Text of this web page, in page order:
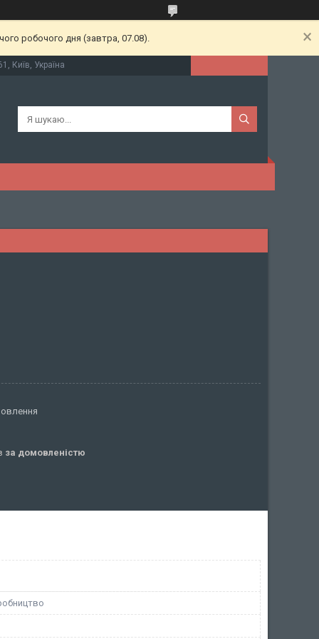
робочого дня (завтра, 07.08).
Київ, Україна
за домовленістю